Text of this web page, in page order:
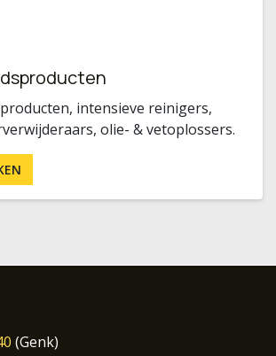
intensieve reinigers,
olie- & vetoplossers.
(Genk)